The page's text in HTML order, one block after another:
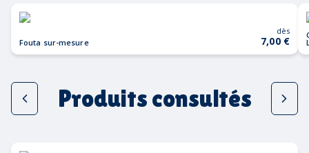
Fouta sur-mesure
dès
7,00 €
Produits consultés